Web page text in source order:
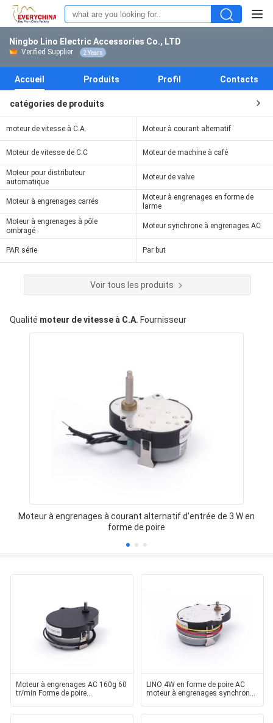
Ningbo Lino Electric Accessories Co., LTD
Verified Supplier 2 Years
Accueil Produits Profil Contacts
catégories de produits
moteur de vitesse à C.A. Moteur à courant alternatif
Moteur de vitesse de C.C Moteur de machine à café
Moteur pour distributeur
automatique
Moteur de valve
Moteur à engrenages carrés
Moteur à engrenages en forme de
larme
Moteur à engrenages à pôle
ombragé
Moteur synchrone à engrenages AC
PAR série Par but
Voir tous les produits
Qualité moteur de vitesse à C.A. Fournisseur
Moteur à engrenages à courant alternatif d'entrée de 3 W en
forme de poire
Moteur à engrenages AC 160g 60
tr/min Forme de poire
LINO 4W en forme de poire AC
moteur à engrenages synchrones